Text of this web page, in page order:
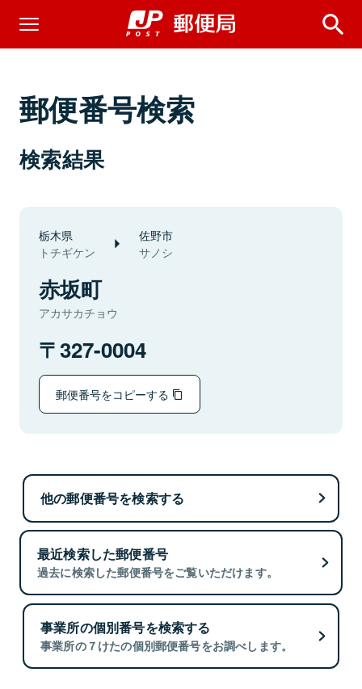
郵便番号検索
検索結果
栃木県
トチギケン
佐野市
サノシ
赤坂町
アカサカチョウ
327-0004
郵便番号をコピーする
他の郵便番号を検索する
最近検索した郵便番号
過去に検索した郵便番号をご覧いただけます。
事業所の個別番号を検索する
事業所の７けたの個別郵便番号をお調べします。